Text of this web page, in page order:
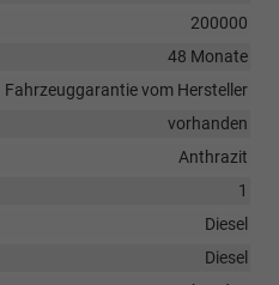
200000
48 Monate
Fahrzeuggarantie vom Hersteller
vorhanden
Anthrazit
1
Diesel
Diesel